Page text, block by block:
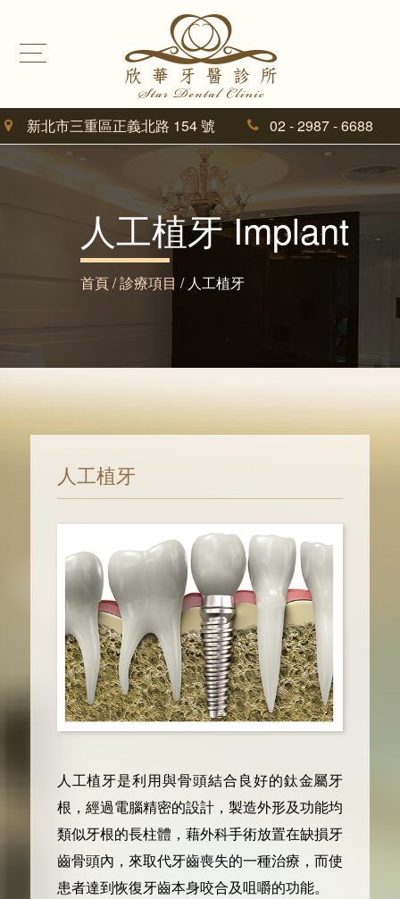
新北市三重區正義北路 154 號 02 - 2987 - 6688
人工植牙Implant
首頁 /診療項目 / 人工植牙
人工植牙
人工植牙是利用與骨頭結合良好的鈦金屬牙
根，經過電腦精密的設計，製造外形及功能均
類似牙根的長柱體，藉外科手術放置在缺損牙
齒骨頭內，來取代牙齒喪失的一種治療，而使
患者達到恢復牙齒本身咬合及咀嚼的功能。